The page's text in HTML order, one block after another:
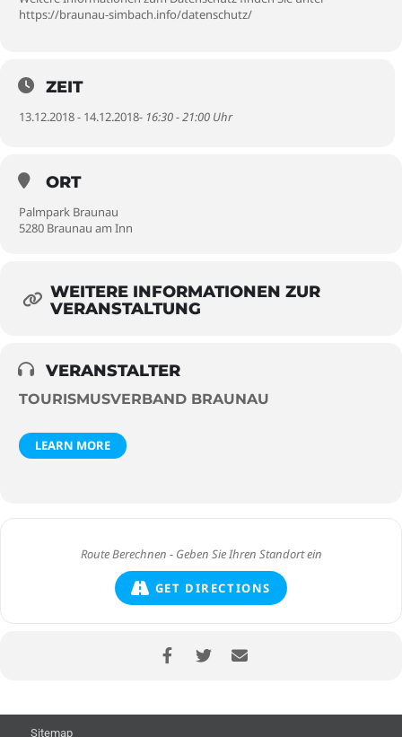
https://braunau-simbach.info/datenschutz/
ZEIT
13.12.2018 - 14.12.2018- 16:30 - 21:00 Uhr
ORT
Palmpark Braunau
5280 Braunau am Inn
WEITERE INFORMATIONEN ZUR
VERANSTALTUNG
VERANSTALTER
TOURISMUSVERBAND BRAUNAU
LEARN MORE
GET DIRECTIONS
Sitemap